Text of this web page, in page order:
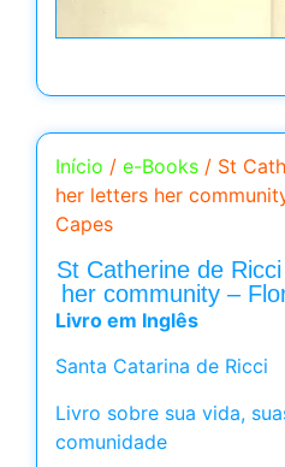
Início / e-Books / St
her letters her
Capes
St Catherine de
her community –
Livro em Inglês
Santa Catarina de Ricci
Livro sobre sua vida,
comunidade